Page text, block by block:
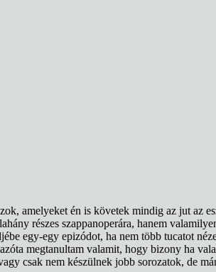
amelyeket én is követek mindig az jut az
részes szappanoperára, hanem
egy-egy epizódot, ha nem több tucatot
megtanultam valamit, hogy bizony ha
csak nem készülnek jobb sorozatok, de